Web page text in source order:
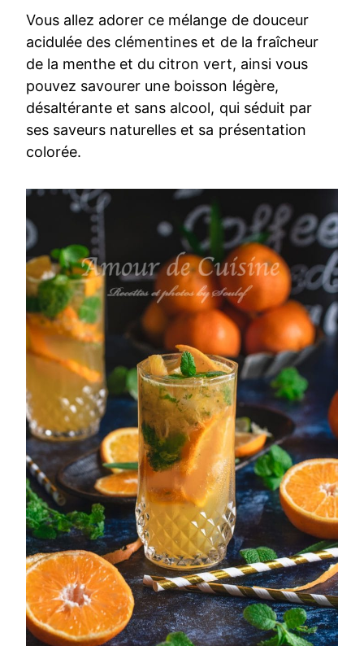
Vous allez adorer ce mélange de douceur
acidulée des clémentines et de la fraîcheur
de la menthe et du citron vert, ainsi vous
pouvez savourer une boisson légère,
désaltérante et sans alcool, qui séduit par
ses saveurs naturelles et sa présentation
colorée.